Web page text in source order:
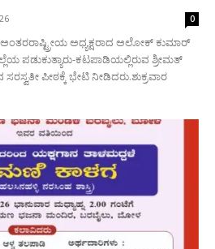
0
ಅಧ್ಯಕ್ಷರಾದ ಅಲೋಕ್ ಕುಮಾರ್
ಪಡುಕುತ್ಯಾರು-ಕಟಪಾಡಿಯಲ್ಲಿರುವ ಶ್ರೀಮತ್
ಪೀಠಕ್ಕೆ ಭೇಟಿ ನೀಡಿದರು.ಶುಕ್ರವಾರ